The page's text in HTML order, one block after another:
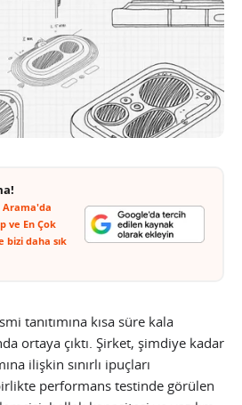
Arama'da
ve En Çok
bizi daha sık
tanıtımına kısa süre kala
ortaya çıktı. Şirket, şimdiye kadar
ilişkin sınırlı ipuçları
performans testinde görülen